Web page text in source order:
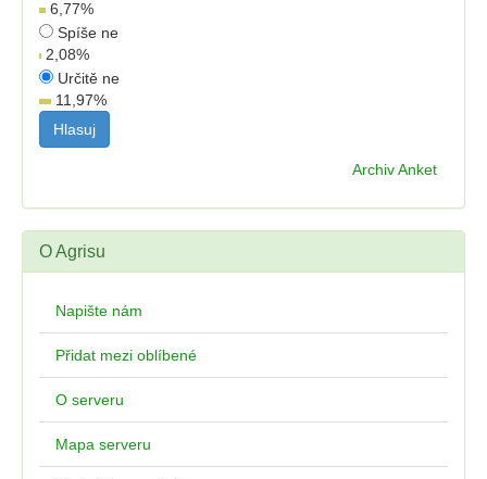
6,77%
Spíše ne
2,08%
Určitě ne
11,97%
Archiv Anket
O Agrisu
Napište nám
Přidat mezi oblíbené
O serveru
Mapa serveru